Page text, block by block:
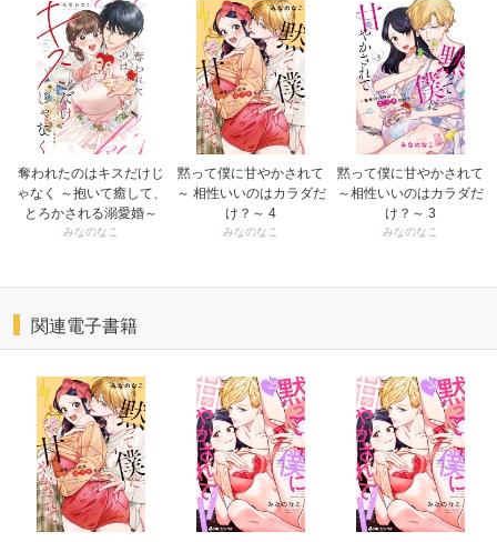
奪われたのはキスだけじ
ゃなく ～抱いて癒して、
とろかされる溺愛婚～
みなのなこ
黙って僕に甘やかされて
～ 相性いいのはカラダだ
け？～ 4
みなのなこ
黙って僕に甘やかされて
～相性いいのはカラダだ
け？～ 3
みなのなこ
関連電子書籍